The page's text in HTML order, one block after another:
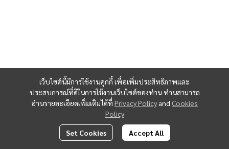
เว็บไซต์นี้มีการใช้งานคุกกี้ เพื่อเพิ่มประสิทธิภาพและ
ประสบการณ์ที่ดีในการใช้งานเว็บไซต์ของท่าน ท่านสามารถ
อ่านรายละเอียดเพิ่มเติมได้ที่ Privacy Policy and Cookies
Policy
Set Cookies Accept All